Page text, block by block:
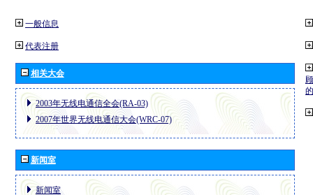
一般信息
代表注册
相关大会
2003年无线电通信全会(RA-03)
2007年世界无线电通信大会(WRC-07)
新闻室
新闻室